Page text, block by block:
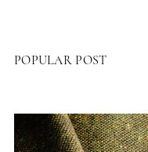
POPULAR POST